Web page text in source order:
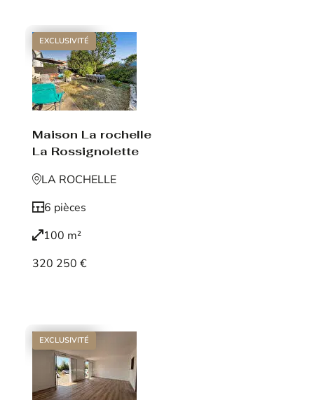
EXCLUSIVITÉ
Maison La rochelle
La Rossignolette
LA ROCHELLE
6 pièces
100 m²
320 250 €
EXCLUSIVITÉ